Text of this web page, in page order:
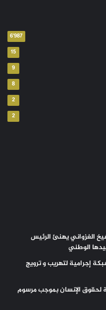
6٬987
15
9
8
2
2
الغزواني يهنئ الرئيس
الوطني
إجرامية لتهريب و ترويج
لحقوق الإنسان بموجب مرسوم